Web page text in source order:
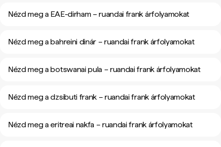
Nézd meg a EAE-dirham – ruandai frank árfolyamokat
Nézd meg a bahreini dinár – ruandai frank árfolyamokat
Nézd meg a botswanai pula – ruandai frank árfolyamokat
Nézd meg a dzsibuti frank – ruandai frank árfolyamokat
Nézd meg a eritreai nakfa – ruandai frank árfolyamokat